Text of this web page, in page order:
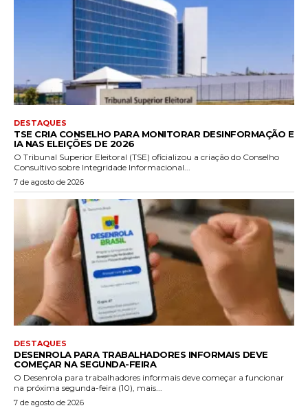
DESTAQUES
TSE CRIA CONSELHO PARA MONITORAR DESINFORMAÇÃO E
IA NAS ELEIÇÕES DE 2026
O Tribunal Superior Eleitoral (TSE) oficializou a criação do Conselho
Consultivo sobre Integridade Informacional...
7 de agosto de 2026
DESTAQUES
DESENROLA PARA TRABALHADORES INFORMAIS DEVE
COMEÇAR NA SEGUNDA-FEIRA
O Desenrola para trabalhadores informais deve começar a funcionar
na próxima segunda-feira (10), mais...
7 de agosto de 2026